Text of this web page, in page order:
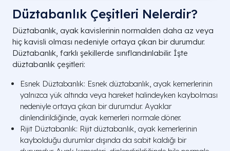
Düztabanlık Çeşitleri Nelerdir?
Düztabanlık, ayak kavislerinin normalden daha az veya
hiç kavisli olması nedeniyle ortaya çıkan bir durumdur.
Düztabanlık, farklı şekillerde sınıflandırılabilir. İşte
düztabanlık çeşitleri:
Esnek Düztabanlık: Esnek düztabanlık, ayak kemerlerinin
yalnızca yük altında veya hareket halindeyken kaybolması
nedeniyle ortaya çıkan bir durumdur. Ayaklar
dinlendirildiğinde, ayak kemerleri normale döner.
Rijit Düztabanlık: Rijit düztabanlık, ayak kemerlerinin
kaybolduğu durumlar dışında da sabit kaldığı bir